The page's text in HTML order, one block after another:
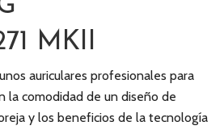
MKII
auriculares profesionales para
la comodidad de un diseño de
y los beneficios de la tecnología